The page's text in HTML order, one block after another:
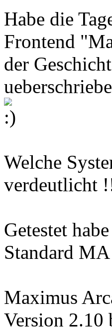
Habe die
Frontend
der
Welche
verdeutlicht
Getestet
Standard
Maximus
Version 2.10